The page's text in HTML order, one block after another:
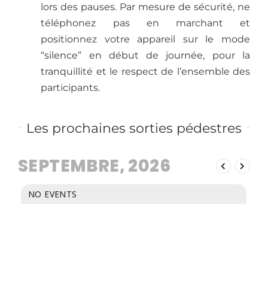
lors des pauses. Par mesure de sécurité, ne
téléphonez pas en marchant et
positionnez votre appareil sur le mode
“silence” en début de journée, pour la
tranquillité et le respect de l’ensemble des
participants.
Les prochaines sorties pédestres
SEPTEMBRE, 2026
NO EVENTS